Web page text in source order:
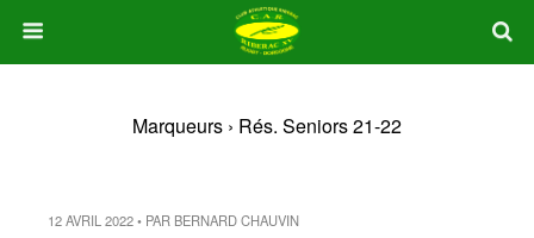
Marqueurs › Rés. Seniors 21-22
12 AVRIL 2022 • PAR BERNARD CHAUVIN